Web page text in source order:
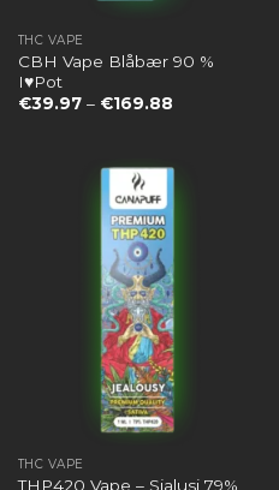
THC VAPE
CBH Vape Blåbær 90 %
I♥Pot
€39.97 – €169.88Preisspanne:
THC VAPE
THP420 Vape – Sjalusi 79%